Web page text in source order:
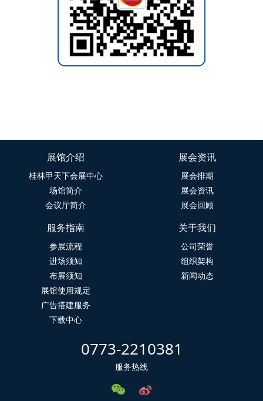
展馆介绍
桂林甲天下会展中心
场馆简介
会议厅简介
展会资讯
展会排期
展会资讯
展会回顾
服务指南
参展流程
进场须知
布展须知
展馆使用规定
广告搭建服务
下载中心
关于我们
公司荣誉
组织架构
新闻动态
0773-2210381
服务热线